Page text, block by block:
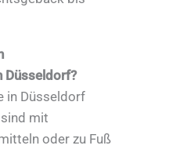
Düsseldorf?
in Düsseldorf
mit
oder zu Fuß